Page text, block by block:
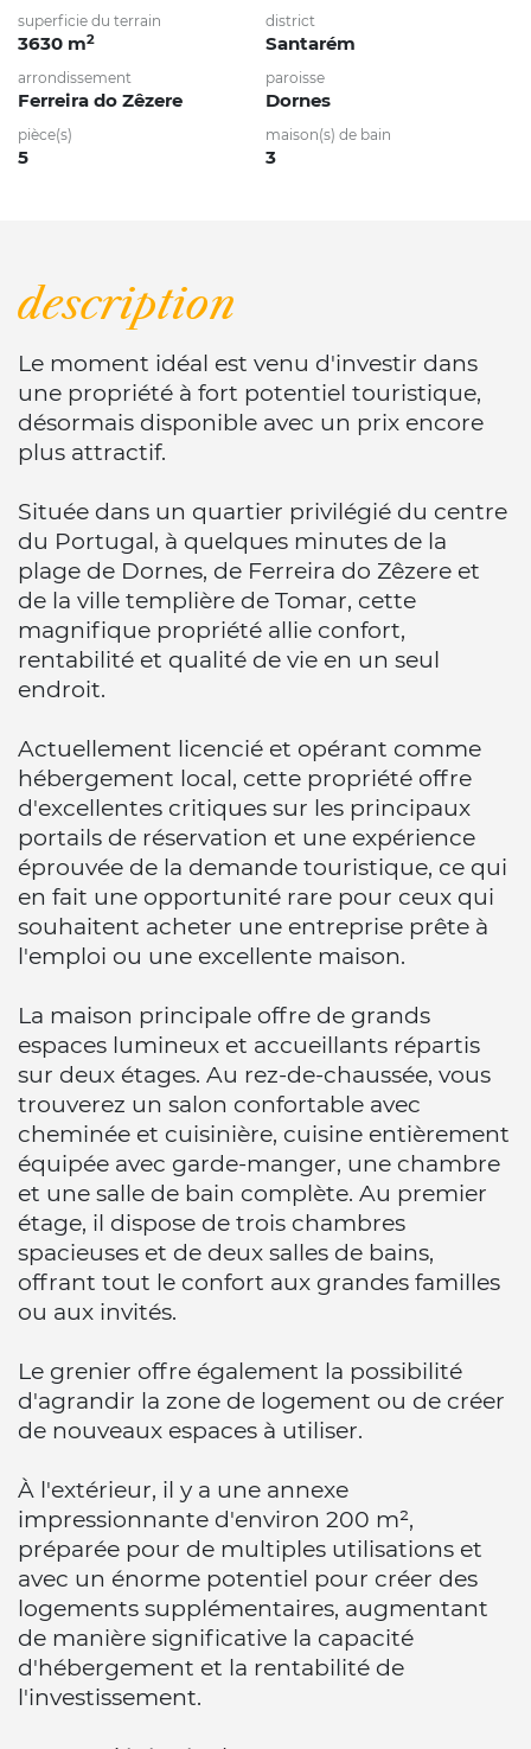
superficie du terrain
3630 m2
district
Santarém
arrondissement
Ferreira do Zêzere
paroisse
Dornes
pièce(s)
5
maison(s) de bain
3
description
Le moment idéal est venu d'investir dans
une propriété à fort potentiel touristique,
désormais disponible avec un prix encore
plus attractif.
Située dans un quartier privilégié du centre
du Portugal, à quelques minutes de la
plage de Dornes, de Ferreira do Zêzere et
de la ville templière de Tomar, cette
magnifique propriété allie confort,
rentabilité et qualité de vie en un seul
endroit.
Actuellement licencié et opérant comme
hébergement local, cette propriété offre
d'excellentes critiques sur les principaux
portails de réservation et une expérience
éprouvée de la demande touristique, ce qui
en fait une opportunité rare pour ceux qui
souhaitent acheter une entreprise prête à
l'emploi ou une excellente maison.
La maison principale offre de grands
espaces lumineux et accueillants répartis
sur deux étages. Au rez-de-chaussée, vous
trouverez un salon confortable avec
cheminée et cuisinière, cuisine entièrement
équipée avec garde-manger, une chambre
et une salle de bain complète. Au premier
étage, il dispose de trois chambres
spacieuses et de deux salles de bains,
offrant tout le confort aux grandes familles
ou aux invités.
Le grenier offre également la possibilité
d'agrandir la zone de logement ou de créer
de nouveaux espaces à utiliser.
À l'extérieur, il y a une annexe
impressionnante d'environ 200 m²,
préparée pour de multiples utilisations et
avec un énorme potentiel pour créer des
logements supplémentaires, augmentant
de manière significative la capacité
d'hébergement et la rentabilité de
l'investissement.